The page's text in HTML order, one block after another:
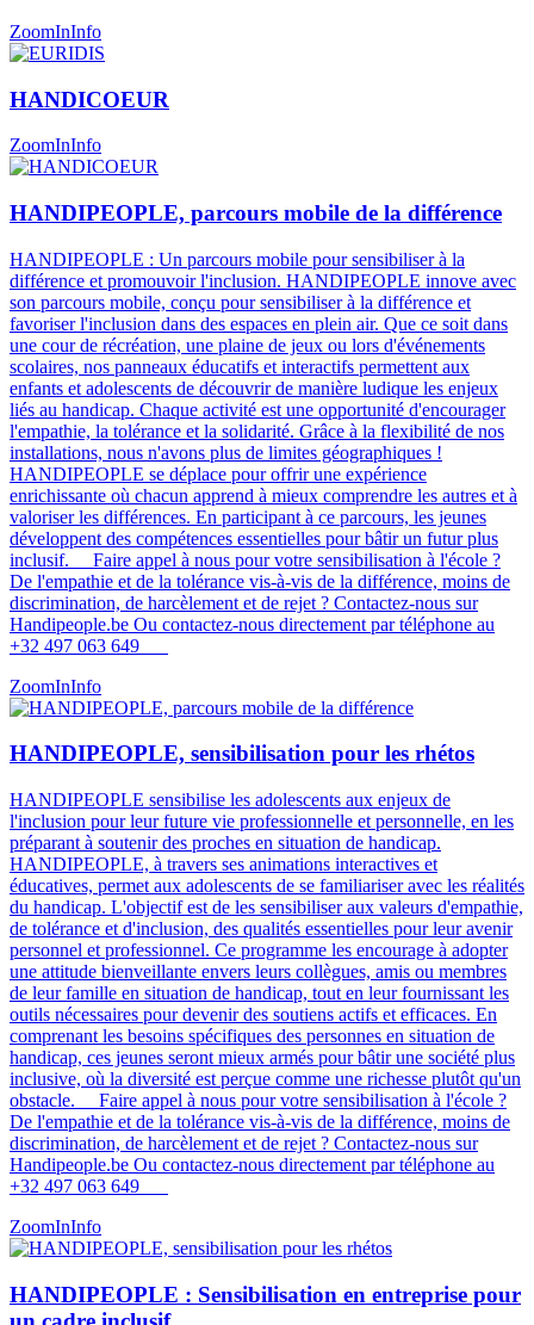
ZoomInInfo
HANDICOEUR
ZoomInInfo
HANDIPEOPLE, parcours mobile de la différence
HANDIPEOPLE : Un parcours mobile pour sensibiliser à la
différence et promouvoir l'inclusion. HANDIPEOPLE innove avec
son parcours mobile, conçu pour sensibiliser à la différence et
favoriser l'inclusion dans des espaces en plein air. Que ce soit dans
une cour de récréation, une plaine de jeux ou lors d'événements
scolaires, nos panneaux éducatifs et interactifs permettent aux
enfants et adolescents de découvrir de manière ludique les enjeux
liés au handicap. Chaque activité est une opportunité d'encourager
l'empathie, la tolérance et la solidarité. Grâce à la flexibilité de nos
installations, nous n'avons plus de limites géographiques !
HANDIPEOPLE se déplace pour offrir une expérience
enrichissante où chacun apprend à mieux comprendre les autres et à
valoriser les différences. En participant à ce parcours, les jeunes
développent des compétences essentielles pour bâtir un futur plus
inclusif​​​. Faire appel à nous pour votre sensibilisation à l'école ?
De l'empathie et de la tolérance vis-à-vis de la différence, moins de
discrimination, de harcèlement et de rejet ? Contactez-nous sur
Handipeople.be Ou contactez-nous directement par téléphone au
+32 497 063 649
ZoomInInfo
HANDIPEOPLE, sensibilisation pour les rhétos
HANDIPEOPLE sensibilise les adolescents aux enjeux de
l'inclusion pour leur future vie professionnelle et personnelle, en les
préparant à soutenir des proches en situation de handicap.
HANDIPEOPLE, à travers ses animations interactives et
éducatives, permet aux adolescents de se familiariser avec les réalités
du handicap. L'objectif est de les sensibiliser aux valeurs d'empathie,
de tolérance et d'inclusion, des qualités essentielles pour leur avenir
personnel et professionnel. Ce programme les encourage à adopter
une attitude bienveillante envers leurs collègues, amis ou membres
de leur famille en situation de handicap, tout en leur fournissant les
outils nécessaires pour devenir des soutiens actifs et efficaces. En
comprenant les besoins spécifiques des personnes en situation de
handicap, ces jeunes seront mieux armés pour bâtir une société plus
inclusive, où la diversité est perçue comme une richesse plutôt qu'un
obstacle​​​​. Faire appel à nous pour votre sensibilisation à l'école ?
De l'empathie et de la tolérance vis-à-vis de la différence, moins de
discrimination, de harcèlement et de rejet ? Contactez-nous sur
Handipeople.be Ou contactez-nous directement par téléphone au
+32 497 063 649
ZoomInInfo
HANDIPEOPLE : Sensibilisation en entreprise pour